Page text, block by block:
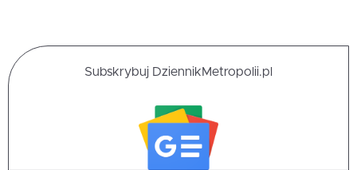
Subskrybuj DziennikMetropolii.pl